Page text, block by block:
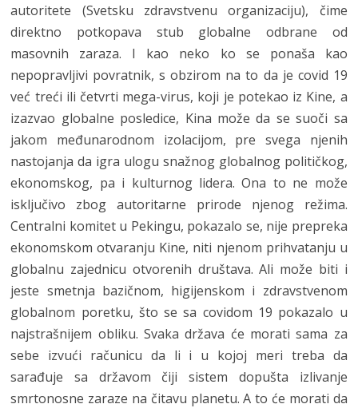
autoritete (Svetsku zdravstvenu organizaciju), čime
direktno potkopava stub globalne odbrane od
masovnih zaraza. I kao neko ko se ponaša kao
nepopravljivi povratnik, s obzirom na to da je covid 19
već treći ili četvrti mega-virus, koji je potekao iz Kine, a
izazvao globalne posledice, Kina može da se suoči sa
jakom međunarodnom izolacijom, pre svega njenih
nastojanja da igra ulogu snažnog globalnog političkog,
ekonomskog, pa i kulturnog lidera. Ona to ne može
isključivo zbog autoritarne prirode njenog režima.
Centralni komitet u Pekingu, pokazalo se, nije prepreka
ekonomskom otvaranju Kine, niti njenom prihvatanju u
globalnu zajednicu otvorenih društava. Ali može biti i
jeste smetnja bazičnom, higijenskom i zdravstvenom
globalnom poretku, što se sa covidom 19 pokazalo u
najstrašnijem obliku. Svaka država će morati sama za
sebe izvući računicu da li i u kojoj meri treba da
sarađuje sa državom čiji sistem dopušta izlivanje
smrtonosne zaraze na čitavu planetu. A to će morati da